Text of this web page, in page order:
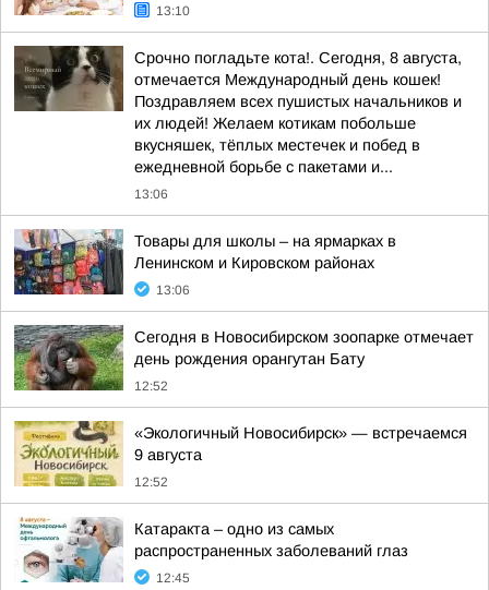
13:10
Срочно погладьте кота!. Сегодня, 8 августа,
отмечается Международный день кошек!
Поздравляем всех пушистых начальников и
их людей! Желаем котикам побольше
вкусняшек, тёплых местечек и побед в
ежедневной борьбе с пакетами и...
13:06
Товары для школы – на ярмарках в
Ленинском и Кировском районах
13:06
Сегодня в Новосибирском зоопарке отмечает
день рождения орангутан Бату
12:52
«Экологичный Новосибирск» — встречаемся
9 августа
12:52
Катаракта – одно из самых
распространенных заболеваний глаз
12:45